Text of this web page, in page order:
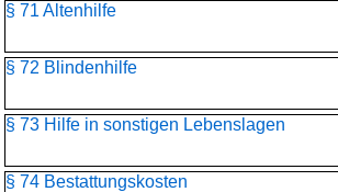
§ 71 Altenhilfe
§ 72 Blindenhilfe
§ 73 Hilfe in sonstigen Lebenslagen
§ 74 Bestattungskosten